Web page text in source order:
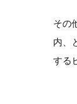
その
内、
する